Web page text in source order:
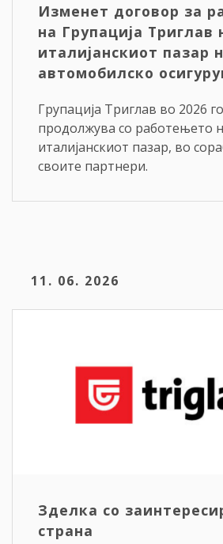
Изменет договор за
на Групација Триглав
италијанскиот пазар
автомобилско
Групација Триглав во 2026
продолжува со работењето
италијанскиот пазар, во
своите партнери.
11. 06. 2026
Зделка со
страна